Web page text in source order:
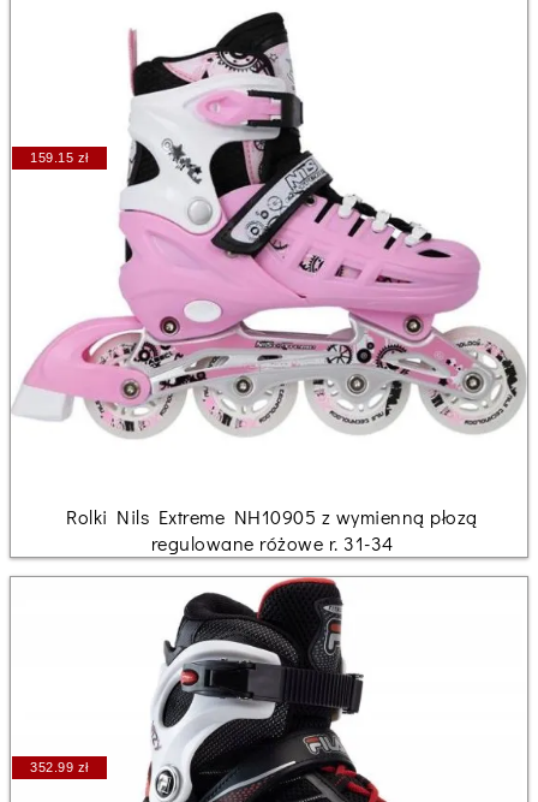
159.15 zł
Rolki Nils Extreme NH10905 z wymienną płozą
regulowane różowe r. 31-34
352.99 zł